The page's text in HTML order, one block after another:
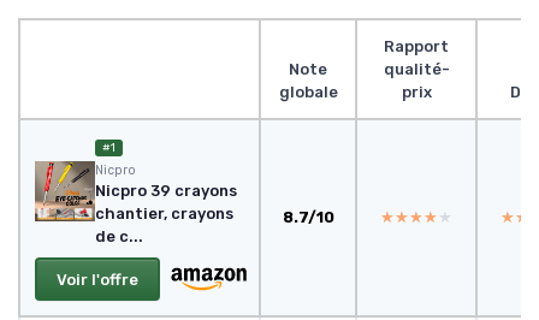
Note
globale
Rapport
qualité-
prix
#1
Nicpro
Nicpro 39 crayons
chantier, crayons
de c...
Voir l'offre
8.7/10 ★★★★★
★★★★★